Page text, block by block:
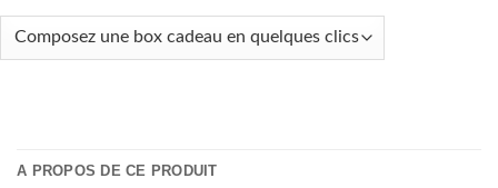
A PROPOS DE CE PRODUIT